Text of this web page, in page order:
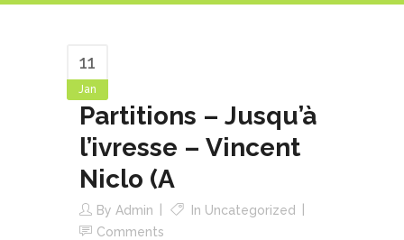
11
Jan
Partitions – Jusqu’à
l’ivresse – Vincent
Niclo (A
By Admin In Uncategorized
Comments